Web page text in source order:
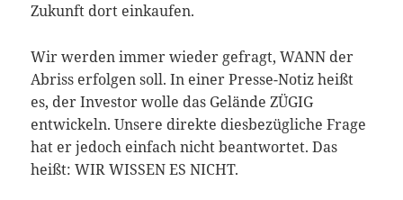
Zukunft dort einkaufen.
Wir werden immer wieder gefragt, WANN der
Abriss erfolgen soll. In einer Presse-Notiz heißt
es, der Investor wolle das Gelände ZÜGIG
entwickeln. Unsere direkte diesbezügliche Frage
hat er jedoch einfach nicht beantwortet. Das
heißt: WIR WISSEN ES NICHT.